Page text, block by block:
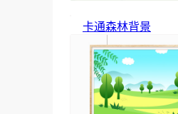
卡通森林背景